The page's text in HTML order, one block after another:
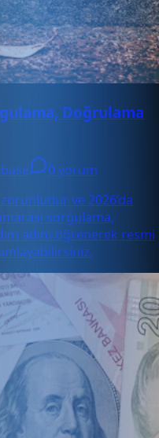
Doğrulama
0 yorum
ve 2026’da
sorgulama,
adım öğrenerek resmi